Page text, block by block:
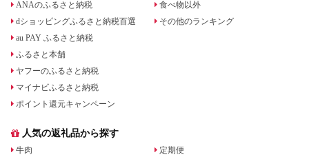
ANAのふるさと納税
dショッピングふるさと納税百選
au PAY ふるさと納税
ふるさと本舗
ヤフーのふるさと納税
マイナビふるさと納税
ポイント還元キャンペーン
食べ物以外
その他のランキング
人気の返礼品から探す
牛肉
定期便